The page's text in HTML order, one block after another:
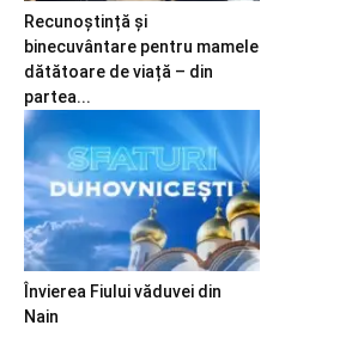
Recunoștință și
binecuvântare pentru mamele
dătătoare de viață – din
partea...
Învierea Fiului văduvei din
Nain